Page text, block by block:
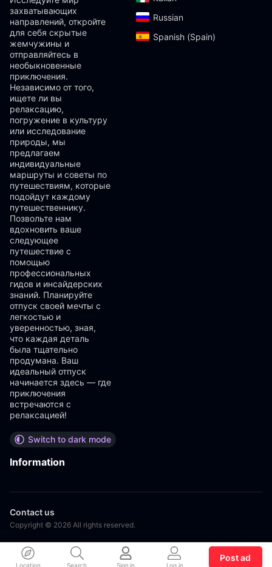
захватывающих
направлений, откройте
для себя скрытые
жемчужины и
отправляйтесь в
необыкновенные
приключения.
Независимо от того,
ищете ли вы
релаксацию,
погружение в культуру
или исследование
природы, мы
предлагаем
индивидуальные
маршруты и советы по
путешествиям, которые
подойдут каждому
путешественнику.
Позвольте нам
вдохновить ваше
следующее
путешествие с
помощью
профессиональных
гидов и инсайдерских
знаний. Планируйте
отпуск своей мечты с
легкостью и
уверенностью, зная,
что каждая деталь
была тщательно
продумана. Ваш
идеальный отпуск
начинается здесь — где
приключения
встречаются с
релаксацией!
Switch to dark mode
Russian‎
Spanish (Spain)‎
Information
Contact us
Copyright © 2026 All rights reserved.
Location Search Sign in Log in
Post ad